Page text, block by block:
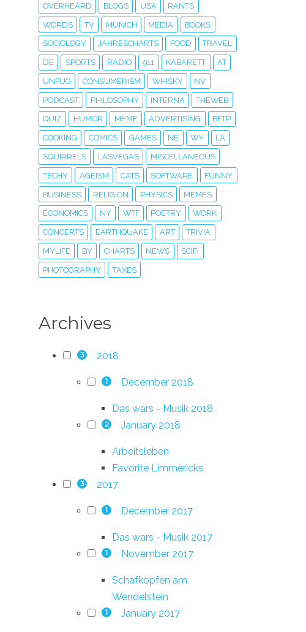
OVERHEARD BLOGS USA RANTS
WORDS TV MUNICH MEDIA BOOKS
SOCIOLOGY JAHRESCHARTS FOOD TRAVEL
DE SPORTS RADIO 911 KABARETT AT
UNFUG CONSUMERISM WHISKY NV
PODCAST PHILOSOPHY INTERNA THEWEB
QUIZ HUMOR MEME ADVERTISING BFTP
COOKING COMICS GAMES NE WY LA
SQUIRRELS LASVEGAS MISCELLANEOUS
TECHY AGEISM CATS SOFTWARE FUNNY
BUSINESS RELIGION PHYSICS MEMES
ECONOMICS NY WTF POETRY WORK
CONCERTS EARTHQUAKE ART TRIVIA
MYLIFE BY CHARTS NEWS SCIFI
PHOTOGRAPHY TAXES
Archives
3 2018
1 December 2018
Das wars - Musik 2018
2 January 2018
Arbeitsleben
Favorite Limmericks
3 2017
1 December 2017
Das wars - Musik 2017
1 November 2017
Schafkopfen am
Wendelstein
1 January 2017